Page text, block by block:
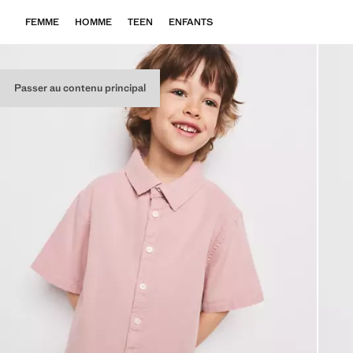
Passer au contenu principal
FEMME HOMME TEEN ENFANTS